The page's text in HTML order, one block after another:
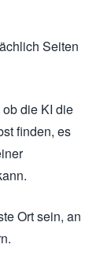
Seiten
die KI die
finden, es
Ort sein, an